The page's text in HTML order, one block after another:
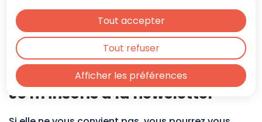
Afficher les préférences
Tout accepter
Tout refuser
récapitulatif des événements à
venir à Saint-Valery en vous
abonnant gratuitement notre
newsletter
Je m'inscris à la newsletter